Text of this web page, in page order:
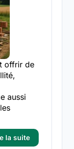
offrir de
aussi
la suite